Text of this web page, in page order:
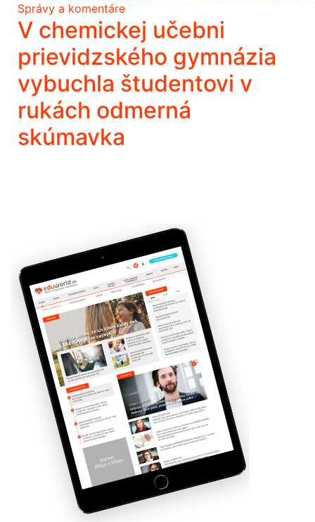
Správy a komentáre
V chemickej učebni
prievidzského gymnázia
vybuchla študentovi v
rukách odmerná
skúmavka